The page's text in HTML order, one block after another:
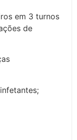
em 3 turnos
de